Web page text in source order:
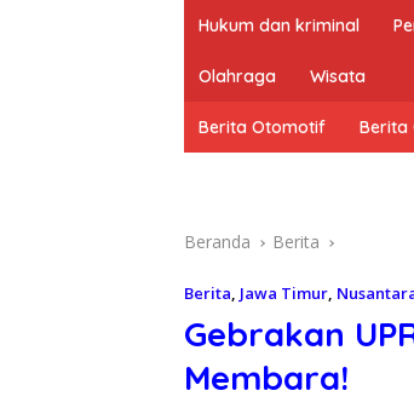
Hukum dan kriminal
Olahraga Wisata
Berita Otomotif Berita
Beranda Berita
Berita, Jawa Timur,
Gebrakan
Membara!